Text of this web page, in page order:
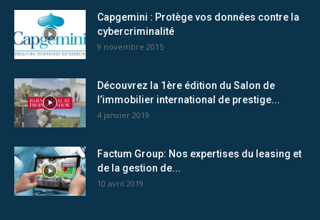
Capgemini : Protège vos données contre la
cybercriminalité
9 novembre 2015
Découvrez la 1ère édition du Salon de
l’immobilier international de prestige...
4 janvier 2019
Factum Group: Nos expertises du leasing et
de la gestion de...
10 avril 2019